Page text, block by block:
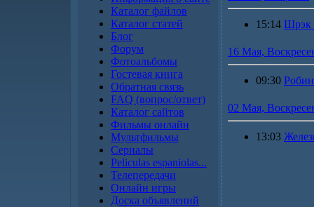
Каталог файлов
Каталог статей
Блог
Форум
Фотоальбомы
Гостевая книга
Обратная связь
FAQ (вопрос/ответ)
Каталог сайтов
Фильмы онлайн
Мультфильмы
Сериалы
Peliculas espaniolas...
Телепередачи
Онлайн игры
Доска объявлений
15:14 Шрэк
16 Мая,
09:30
02 Мая,
13:03